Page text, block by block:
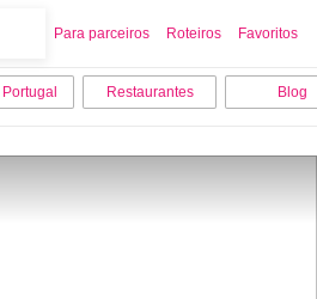
Para parceiros Roteiros Favoritos
Restaurantes Blog